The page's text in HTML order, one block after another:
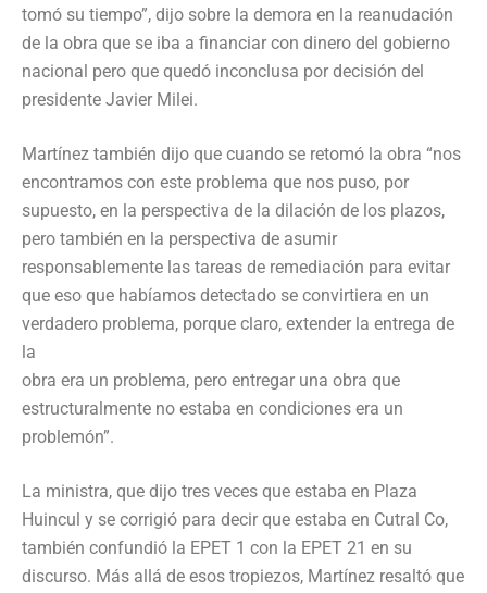
tomó su tiempo”, dijo sobre la demora en la reanudación
de la obra que se iba a financiar con dinero del gobierno
nacional pero que quedó inconclusa por decisión del
presidente Javier Milei.
Martínez también dijo que cuando se retomó la obra “nos
encontramos con este problema que nos puso, por
supuesto, en la perspectiva de la dilación de los plazos,
pero también en la perspectiva de asumir
responsablemente las tareas de remediación para evitar
que eso que habíamos detectado se convirtiera en un
verdadero problema, porque claro, extender la entrega de
la
obra era un problema, pero entregar una obra que
estructuralmente no estaba en condiciones era un
problemón”.
La ministra, que dijo tres veces que estaba en Plaza
Huincul y se corrigió para decir que estaba en Cutral Co,
también confundió la EPET 1 con la EPET 21 en su
discurso. Más allá de esos tropiezos, Martínez resaltó que